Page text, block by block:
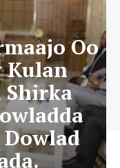
Oo
Kulan
Shirka